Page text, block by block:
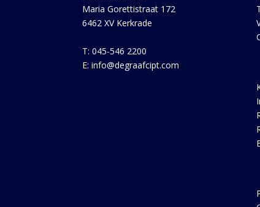
Maria Gorettistraat 172
6462 XV Kerkrade
T: 045-546 2200
E: info@degraafcipt.com